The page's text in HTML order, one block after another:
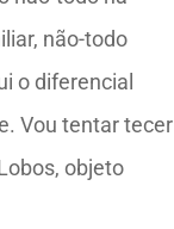
não-todo
o diferencial
Vou tentar tecer
objeto